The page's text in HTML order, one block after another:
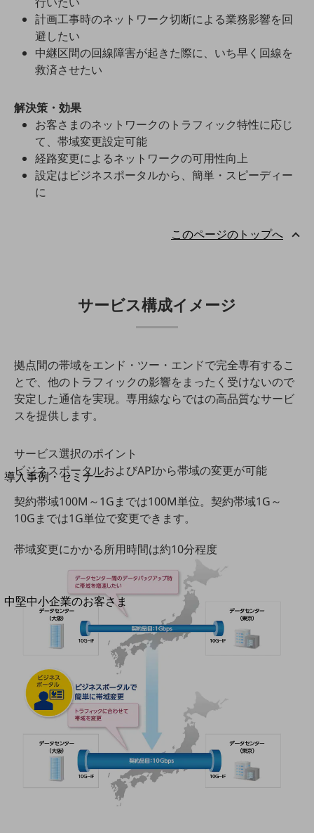
通信モジュール製品
衛星携帯電話
IOT完了済みメーカーブランド製品
料金TOP
ドコモBiz データ無制限 ドコモ MAX ドコモ mini ドコモBiz かけ放題
ケータイプラン
5Gデータプラス
回線・ネットワーク
お手続き
別ウィンドウで開きます
サービスをご利用中のお客さま
導入事例・セミナー
導入事例TOP
最新の導入事例や注目の導入事例をご紹介します
開催・出展する各種セミナー、イベント情報をご紹介します
別ウィンドウで開きます
中堅中小企業のお客さま
NTTドコモビジネスウォッチ
ビジネスお役立ち情報
旬な話題やお役立ち資料などDXの課題を
解決するヒントをお届けする記事サイト
新着記事
お役立ち資料ダウンロード
トレンド記事特集
中堅中小企業向け
サービス・ソリューション
課題やニーズに合ったサービスをご紹介し、
中堅中小企業のビジネスをサポート！
計画工事時のネットワーク切断による業務影響を回
避したい
中継区間の回線障害が起きた際に、いち早く回線を
救済させたい
解決策・効果
お客さまのネットワークのトラフィック特性に応じ
て、帯域変更設定可能
経路変更によるネットワークの可用性向上
設定はビジネスポータルから、簡単・スピーディー
に
このページのトップへ
サービス構成イメージ
拠点間の帯域をエンド・ツー・エンドで完全専有するこ
とで、他のトラフィックの影響をまったく受けないので
安定した通信を実現。専用線ならではの高品質なサービ
スを提供します。
サービス選択のポイント
ビジネスポータルおよびAPIから帯域の変更が可能
契約帯域100M～1Gまでは100M単位。契約帯域1G～
10Gまでは1G単位で変更できます。
帯域変更にかかる所用時間は約10分程度